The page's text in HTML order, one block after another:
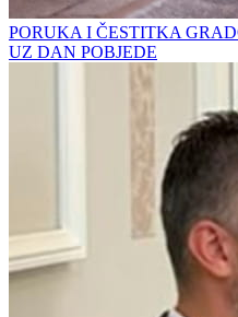
PORUKA I ČESTITKA
UZ DAN POBJEDE